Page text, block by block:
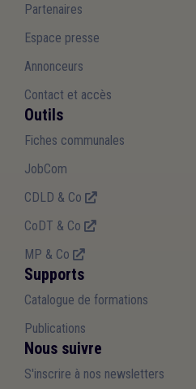
Partenaires
Espace presse
Annonceurs
Contact et accès
Outils
Fiches communales
JobCom
CDLD & Co
CoDT & Co
MP & Co
Supports
Catalogue de formations
Publications
Nous suivre
S'inscrire à nos newsletters